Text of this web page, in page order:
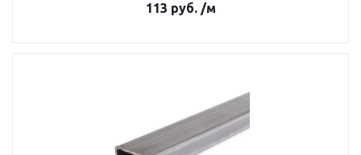
113 руб. /м